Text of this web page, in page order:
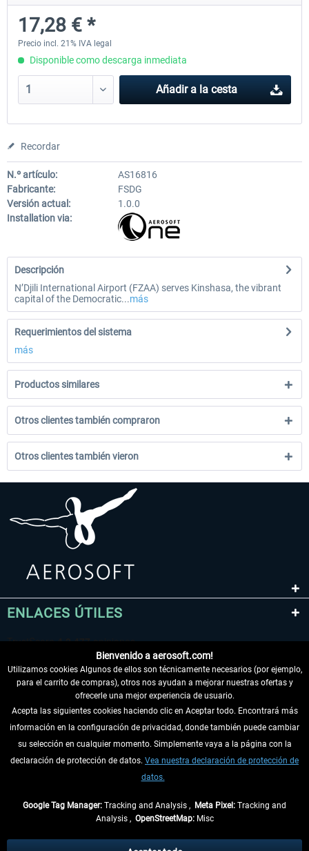
30,25 € *
17,28 € *
Precio incl. 21% IVA legal
Disponible como descarga inmediata
Añadir a la cesta
Recordar
N.º artículo:
AS16816
Fabricante:
FSDG
Versión actual:
1.0.0
Installation via:
Descripción
N’Djili International Airport (FZAA) serves Kinshasa, the vibrant
capital of the Democratic...más
Requerimientos del sistema
más
Productos similares
Otros clientes también compraron
Otros clientes también vieron
ENLACES ÚTILES
DESISTIR DEL CONTRATO
INFORMACIÓN
Bienvenido a aerosoft.com!
Utilizamos cookies Algunos de ellos son técnicamente necesarios (por ejemplo,
para el carrito de compras), otros nos ayudan a mejorar nuestras ofertas y
ofrecerle una mejor experiencia de usuario.
Acepta las siguientes cookies haciendo clic en Aceptar todo. Encontrará más
información en la configuración de privacidad, donde también puede cambiar
su selección en cualquier momento. Simplemente vaya a la página con la
declaración de protección de datos. Vea nuestra declaración de protección de
datos.
Google Tag Manager: Tracking and Analysis , Meta Pixel: Tracking and
Analysis , OpenStreetMap:Misc